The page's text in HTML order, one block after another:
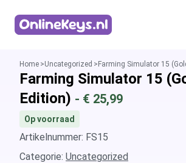
Home Uncategorized Farming Simulator 15
Farming Simulator 15
Edition) - € 25,99
Op voorraad
Artikelnummer: FS15
Categorie: Uncategorized